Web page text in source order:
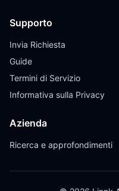
Supporto
Invia Richiesta
Guide
Termini di Servizio
Informativa sulla Privacy
Azienda
Ricerca e approfondimenti